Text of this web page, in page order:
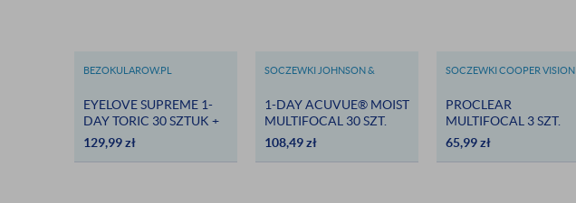
BEZOKULAROW.PL
EYELOVE SUPREME 1-
DAY TORIC 30 SZTUK +
DARMOWA DOSTAWA
129,99zł
SOCZEWKI JOHNSON &
1-DAY ACUVUE® MOIST
MULTIFOCAL 30 SZT.
108,49zł
SOCZEWKI COOPER VISION
PROCLEAR
MULTIFOCAL 3 SZT.
65,99zł